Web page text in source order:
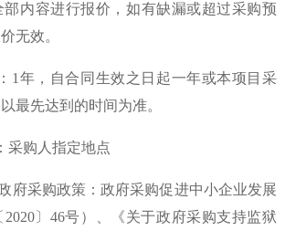
内容进行报价，如有缺漏或超过采购预
无效。
1年，自合同生效之日起一年或本项目采
最先达到的时间为准。
采购人指定地点
府采购政策：政府采购促进中小企业发展
2020〕46号）、《关于政府采购支持监狱